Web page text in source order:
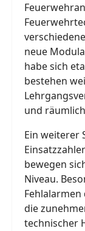
neue
habe sich
bestehen
und
Ein weiterer
bewegen
Niveau.
die
technischer